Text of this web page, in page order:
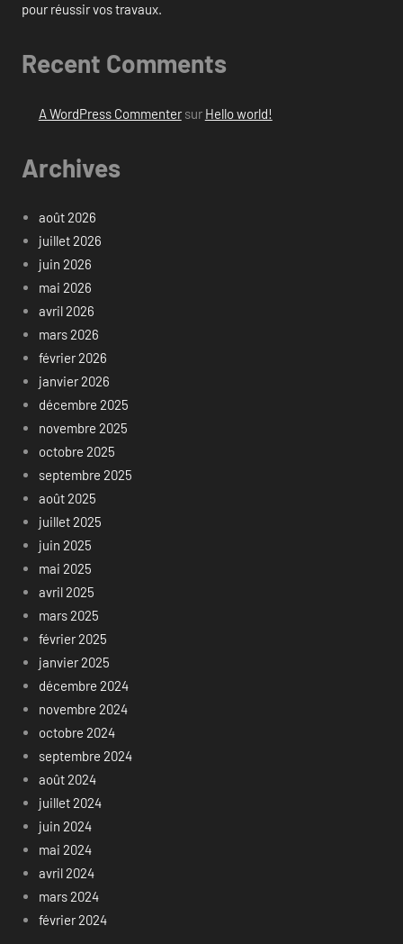
pour réussir vos travaux.
Recent Comments
A WordPress Commentersur Hello world!
Archives
août 2026
juillet 2026
juin 2026
mai 2026
avril 2026
mars 2026
février 2026
janvier 2026
décembre 2025
novembre 2025
octobre 2025
septembre 2025
août 2025
juillet 2025
juin 2025
mai 2025
avril 2025
mars 2025
février 2025
janvier 2025
décembre 2024
novembre 2024
octobre 2024
septembre 2024
août 2024
juillet 2024
juin 2024
mai 2024
avril 2024
mars 2024
février 2024